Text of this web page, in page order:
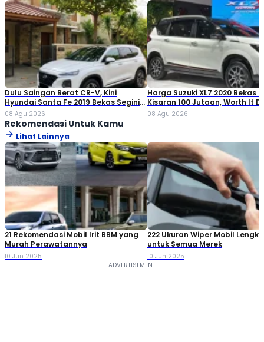
Dulu Saingan Berat CR-V, Kini
Hyundai Santa Fe 2019 Bekas Segini
Harganya
08 Agu 2026
Harga Suzuki XL7 2020 Bekas
Kisaran 100 Jutaan, Worth It
08 Agu 2026
Rekomendasi Untuk Kamu
Lihat Lainnya
21 Rekomendasi Mobil Irit BBM yang
Murah Perawatannya
10 Jun 2025
222 Ukuran Wiper Mobil
untuk Semua Merek
10 Jun 2025